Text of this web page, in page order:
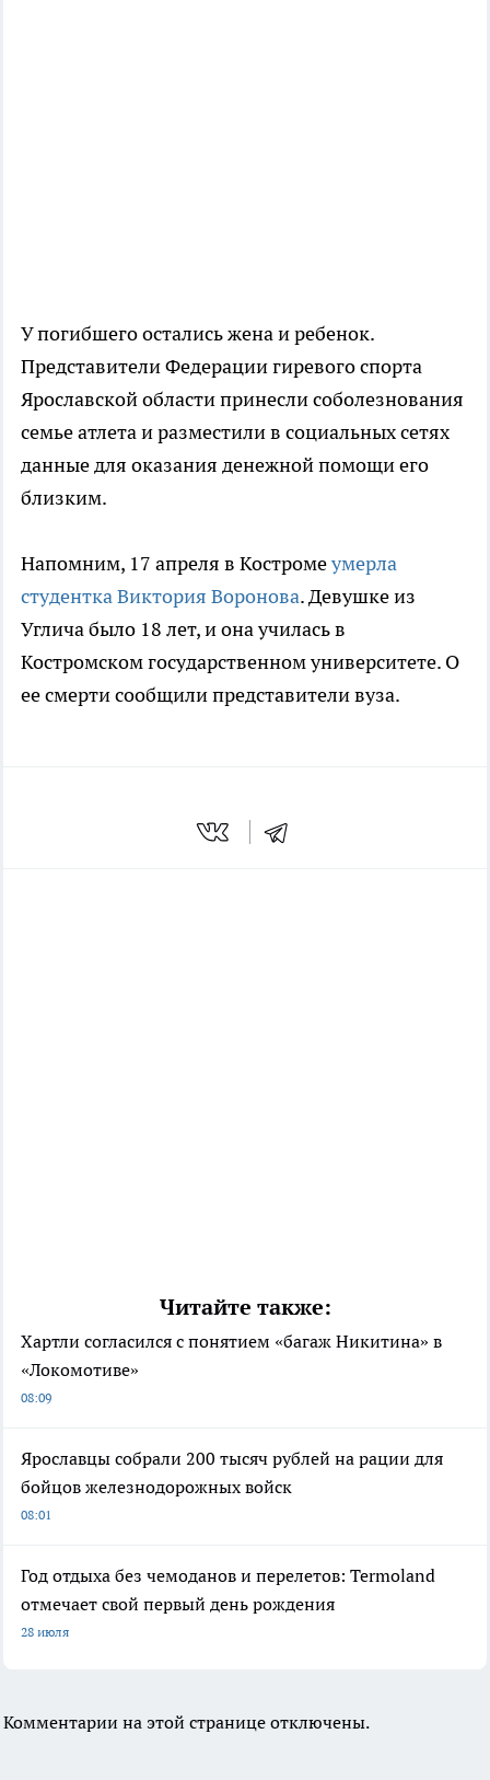
У погибшего остались жена и ребенок.
Представители Федерации гиревого спорта
Ярославской области принесли соболезнования
семье атлета и разместили в социальных сетях
данные для оказания денежной помощи его
близким.
Напомним, 17 апреля в Костромеумерла
студентка Виктория Воронова. Девушке из
Углича было 18 лет, и она училась в
Костромском государственном университете. О
ее смерти сообщили представители вуза.
Читайте также:
Хартли согласился с понятием «багаж Никитина» в
«Локомотиве»
08:09
Ярославцы собрали 200 тысяч рублей на рации для
бойцов железнодорожных войск
08:01
Год отдыха без чемоданов и перелетов: Termoland
отмечает свой первый день рождения
28 июля
Комментарии на этой странице отключены.